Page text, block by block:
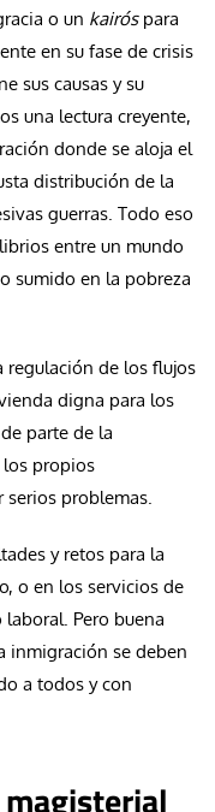
o un kairóspara
en su fase de crisis
sus causas y su
una lectura creyente,
donde se aloja el
distribución de la
guerras. Todo eso
entre un mundo
sumido en la pobreza
regulación de los flujos
digna para los
parte de la
propios
problemas.
y retos para la
o en los servicios de
Pero buena
inmigración se deben
a todos y con